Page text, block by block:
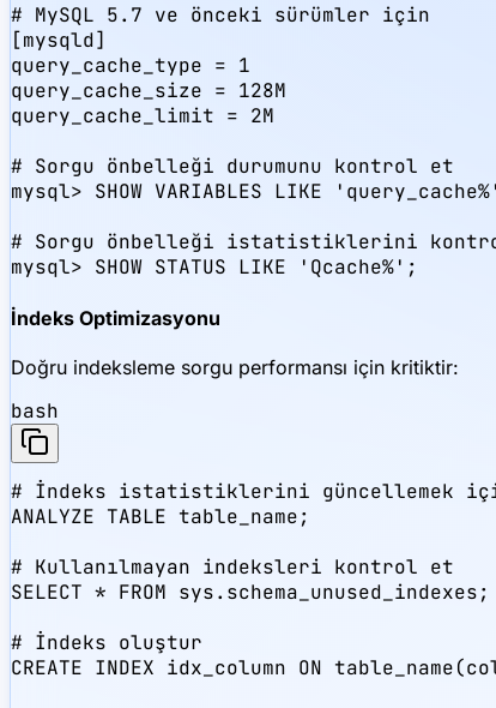
# MySQL 5.7 ve önceki sürümler için
[mysqld]
query_cache_type = 1
query_cache_size = 128M
query_cache_limit = 2M
# Sorgu önbelleği durumunu kontrol et
mysql> SHOW VARIABLES LIKE
# Sorgu önbelleği istatistiklerini
mysql> SHOW STATUS LIKE 'Qcache%';
İndeks Optimizasyonu
Doğru indeksleme sorgu performansı için kritiktir:
bash
# İndeks istatistiklerini güncellemek
ANALYZE TABLE table_name;
# Kullanılmayan indeksleri kontrol et
SELECT * FROM sys.schema_unused_indexes;
# İndeks oluştur
CREATE INDEX idx_column ON